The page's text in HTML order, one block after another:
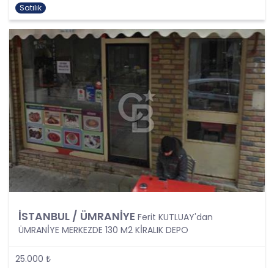
Kişinin kimlik bilgilerine ek olarak, vatandaşlık
numarası, vergi numarası, pasaport numarası,
sosyal güvenlik numarası, sürücü belgesi
numarası, taşıt plakası, ev adresi, iş adresi, e-
posta adresi, telefon numarası, faks numarası,
özgeçmişi, fotoğrafı, videosu, genetik bilgileri, kan
grubu, kriminal geçmişi ve adli sicil bilgileri gibi
kişinin belirli veya belirlenebilir olmasını sağlayan
tüm bilgiler kişisel veri niteliği taşımaktadır ve
kişisel verilerin korunması kapsamına girmektedir.
Bu tanım uyarınca, CB Gayrimenkul Franchising
Pazarlama ve Danışmanlık Hizmetleri A.Ş. iş
ortakları, çalışanları ve müşterileri başta olmak
üzere üçüncü kişiler de dahil, topladıkları tüm
tespit edecek ve bu verileri KVKK’nundaki kurallara
uygun olarak işleyecektir.
Kişisel verilerin işlenmesi; tamamen veya kısmen
sisteminin parçası olmak kaydıyla otomatik
Satılık
İSTANBUL / ÜMRANİYE Ferit KUTLUAY'dan
ÜMRANİYE MERKEZDE 130 M2 KİRALIK DEPO
25.000 ₺